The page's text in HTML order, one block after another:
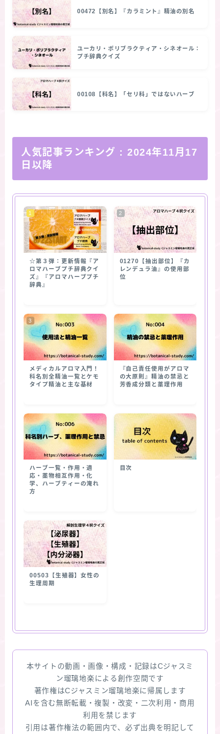
00472【別名】『カラミント』精油の別名
ユーカリ・ポリブラクティア・シネオール：
プチ辞典クイズ
00108【科名】「セリ科」ではないハーブ
人気記事ランキング : 2024年11月17
日以降
☆第３弾：更新情報『ア
ロマハーブプチ辞典クイ
ズ』『アロマハーブプチ
辞典』
01270【抽出部位】『カ
レンデュラ油』の使用部
位
メディカルアロマ入門！
科名別全精油一覧とケモ
タイプ精油と主な基材
『自己責任使用がアロマ
の大原則』精油の禁忌と
芳香成分類と薬理作用
ハーブ一覧・作用・適
応・薬物相互作用・化
学、ハーブティーの淹れ
方
目次
00503【生殖器】女性の
生理周期
本サイトの動画・画像・構成・記録はCジャスミ
ン瑠璃地楽による創作空間です
著作権はCジャスミン瑠璃地楽に帰属します
AIを含む無断転載・複製・改変・二次利用・商用
利用を禁じます
引用は著作権法の範囲内で、必ず出典を明記して